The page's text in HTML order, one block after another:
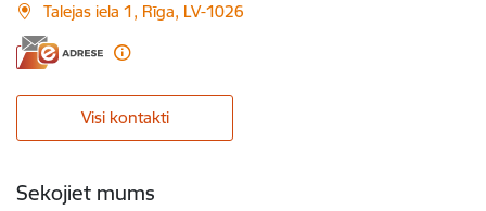
Talejas iela 1, Rīga, LV-1026
Visi kontakti
Sekojiet mums